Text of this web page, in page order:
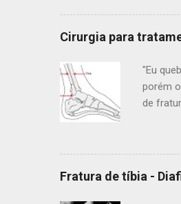
as
joelho,
Cirurgia para
"Eu
porém
de
onde
do
Fratura de tíbia -